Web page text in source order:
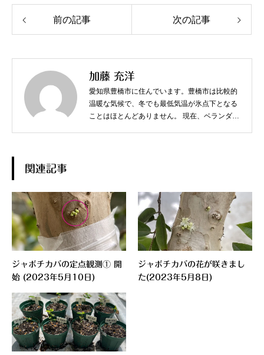
前の記事 次の記事
加藤 充洋
愛知県豊橋市に住んでいます。豊橋市は比較的
温暖な気候で、冬でも最低気温が氷点下となる
ことはほとんどありません。 現在、ベランダで
関連記事
ジャボチカバの定点観測① 開
始 (2023年5月10日)
ジャボチカバの花が咲きまし
た(2023年5月8日)